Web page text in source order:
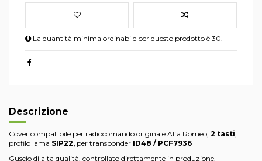
La quantità minima ordinabile per questo prodotto è 30.
Descrizione
Cover compatibile per radiocomando originale Alfa Romeo, 2 tasti,
profilo lama SIP22, per transponder ID48 / PCF7936
Guscio di alta qualità, controllato direttamente in produzione.